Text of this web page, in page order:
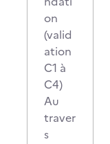
on
(valid
ation
C1 à
C4)
Au
traver
s